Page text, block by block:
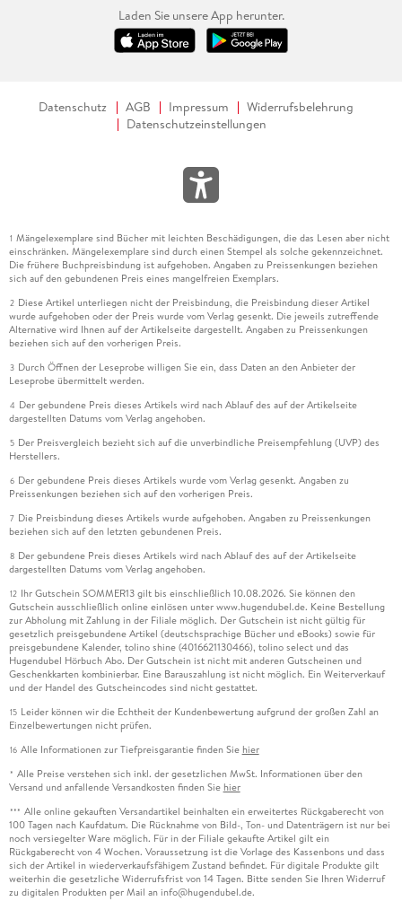
Laden Sie unsere App herunter.
Datenschutz AGB Impressum
Widerrufsbelehrung
Datenschutzeinstellungen
1 Mängelexemplare sind Bücher mit leichten Beschädigungen, die das Lesen aber nicht
einschränken. Mängelexemplare sind durch einen Stempel als solche gekennzeichnet.
Die frühere Buchpreisbindung ist aufgehoben. Angaben zu Preissenkungen beziehen
sich auf den gebundenen Preis eines mangelfreien Exemplars.
2 Diese Artikel unterliegen nicht der Preisbindung, die Preisbindung dieser Artikel
wurde aufgehoben oder der Preis wurde vom Verlag gesenkt. Die jeweils zutreffende
Alternative wird Ihnen auf der Artikelseite dargestellt. Angaben zu Preissenkungen
beziehen sich auf den vorherigen Preis.
3 Durch Öffnen der Leseprobe willigen Sie ein, dass Daten an den Anbieter der
Leseprobe übermittelt werden.
4 Der gebundene Preis dieses Artikels wird nach Ablauf des auf der Artikelseite
dargestellten Datums vom Verlag angehoben.
5 Der Preisvergleich bezieht sich auf die unverbindliche Preisempfehlung (UVP) des
Herstellers.
6 Der gebundene Preis dieses Artikels wurde vom Verlag gesenkt. Angaben zu
Preissenkungen beziehen sich auf den vorherigen Preis.
7 Die Preisbindung dieses Artikels wurde aufgehoben. Angaben zu Preissenkungen
beziehen sich auf den letzten gebundenen Preis.
8 Der gebundene Preis dieses Artikels wird nach Ablauf des auf der Artikelseite
dargestellten Datums vom Verlag angehoben.
12 Ihr Gutschein SOMMER13 gilt bis einschließlich 10.08.2026. Sie können den
Gutschein ausschließlich online einlösen unter www.hugendubel.de. Keine Bestellung
zur Abholung mit Zahlung in der Filiale möglich. Der Gutschein ist nicht gültig für
gesetzlich preisgebundene Artikel (deutschsprachige Bücher und eBooks) sowie für
preisgebundene Kalender, tolino shine (4016621130466), tolino select und das
Hugendubel Hörbuch Abo. Der Gutschein ist nicht mit anderen Gutscheinen und
Geschenkkarten kombinierbar. Eine Barauszahlung ist nicht möglich. Ein Weiterverkauf
und der Handel des Gutscheincodes sind nicht gestattet.
15 Leider können wir die Echtheit der Kundenbewertung aufgrund der großen Zahl an
Einzelbewertungen nicht prüfen.
16 Alle Informationen zur Tiefpreisgarantie finden Sie hier
* Alle Preise verstehen sich inkl. der gesetzlichen MwSt. Informationen über den
Versand und anfallende Versandkosten finden Sie hier
*** Alle online gekauften Versandartikel beinhalten ein erweitertes Rückgaberecht von
100 Tagen nach Kaufdatum. Die Rücknahme von Bild-, Ton- und Datenträgern ist nur bei
noch versiegelter Ware möglich. Für in der Filiale gekaufte Artikel gilt ein
Rückgaberecht von 4 Wochen. Voraussetzung ist die Vorlage des Kassenbons und dass
sich der Artikel in wiederverkaufsfähigem Zustand befindet. Für digitale Produkte gilt
weiterhin die gesetzliche Widerrufsfrist von 14 Tagen. Bitte senden Sie Ihren Widerruf
zu digitalen Produkten per Mail an info@hugendubel.de.